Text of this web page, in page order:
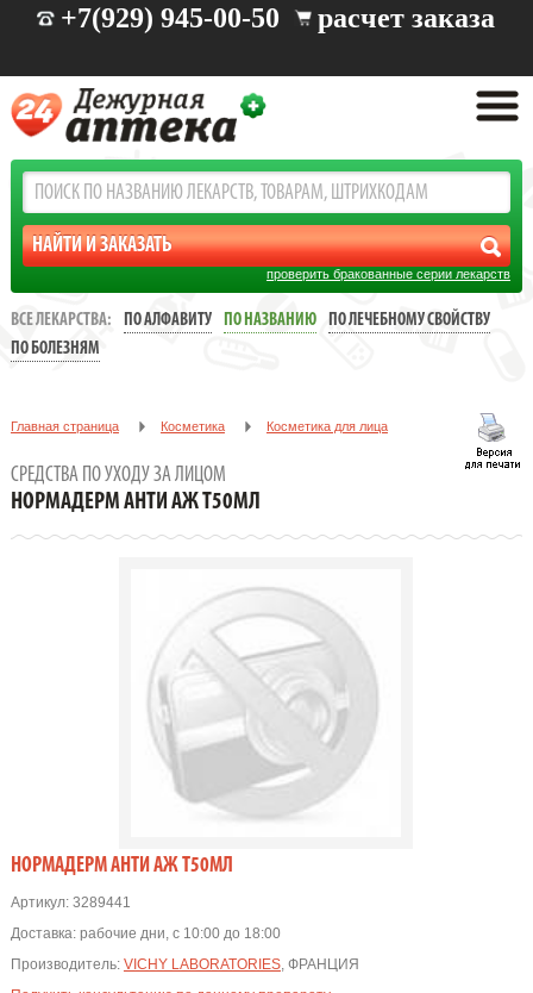
+7(929) 945-00-50 расчет заказа
проверить бракованные серии лекарств
ВСЕ ЛЕКАРСТВА: ПО АЛФАВИТУ ПО НАЗВАНИЮ
ПО ЛЕЧЕБНОМУ СВОЙСТВУ
ПО БОЛЕЗНЯМ
Главная страница Косметика Косметика для лица
СРЕДСТВА ПО УХОДУ ЗА ЛИЦОМ
HОРМАДЕРМ АНТИ АЖ Т50МЛ
HОРМАДЕРМ АНТИ АЖ Т50МЛ
Артикул:3289441
Доставка: рабочие дни, с 10:00 до 18:00
Производитель: VICHY LABORATORIES, ФРАНЦИЯ